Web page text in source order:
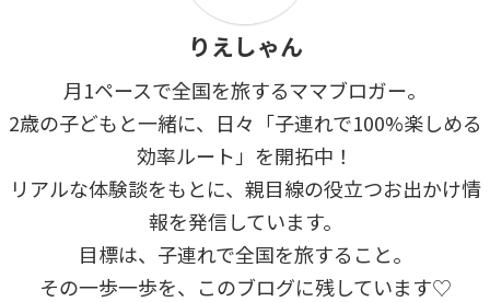
りえしゃん
月1ペースで全国を旅するママブロガー。
2歳の子どもと一緒に、日々「子連れで100%楽しめる
効率ルート」を開拓中！
リアルな体験談をもとに、親目線の役立つお出かけ情
報を発信しています。
目標は、子連れで全国を旅すること。
その一歩一歩を、このブログに残しています♡